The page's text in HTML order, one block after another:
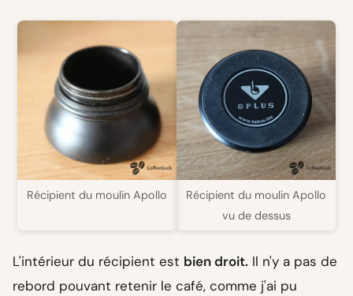
Récipient du moulin Apollo
Récipient du moulin Apollo
vu de dessus
L'intérieur du récipient est bien droit. Il n'y a pas de
rebord pouvant retenir le café, comme j'ai pu